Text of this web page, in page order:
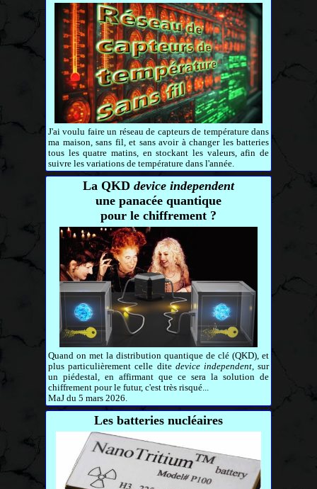
J'ai voulu faire un réseau de capteurs de température dans
ma maison, sans fil, et sans avoir à changer les batteries
tous les quatre matins, en stockant les valeurs, afin de
suivre les variations de température dans l'année.
La QKD device independent
une panacée quantique
pour le chiffrement ?
Quand on met la distribution quantique de clé (QKD), et
plus particulièrement celle dite device independent, sur
un piédestal, en affirmant que ce sera la solution de
chiffrement pour le futur, c'est très risqué...
MaJ du 5 mars 2026.
Les batteries nucléaires